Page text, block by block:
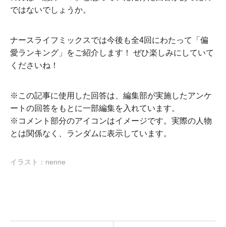
ではないでしょうか。
ナースライフミックスでは今後も全4回にわたって「偏
愛ランキング」をご紹介します！ ぜひ楽しみにしていて
くださいね！
※この記事に使用した回答は、編集部が実施したアンケ
ートの回答をもとに一部編集を入れています。
※コメント部分のアイコンはイメージです。実際の人物
とは関係なく、ランダムに表示しています。
イラスト：nenne